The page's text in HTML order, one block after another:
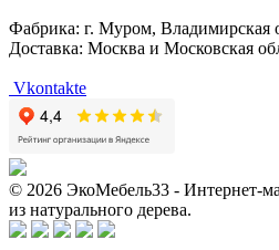
Фабрика: г. Муром, Владимирская
Доставка: Москва и Московская
Vkontakte
© 2026 ЭкоМебель33 - Интернет-
из натурального дерева.